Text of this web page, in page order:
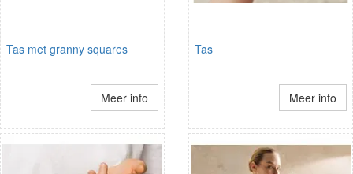
Tas met granny squares
Meer info
Tas
Meer info